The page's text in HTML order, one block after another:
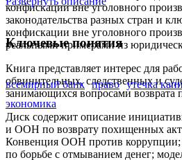
конфискации вне уголовного
законодательства разных стран и
конфискации вне уголовного
реальными примерами из
Книга представляет интерес для
обвинительных, следственных и
занимающихся вопросами возврата
Диск содержит описание
и ООН по возврату похищенных
Конвенция ООН против коррупции;
по борьбе с отмыванием денег;
Ключевые понятия
всемирный банк право утечка
экономика